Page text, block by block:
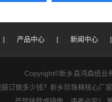
| 产品中心 | 新闻中心 |
Copyright©新乡县鸿森纸业
订做多少钱？新乡珍珠棉核心厂